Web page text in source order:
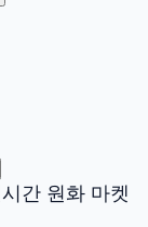
간 원화 마켓